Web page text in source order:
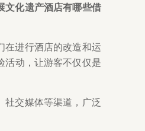
文化遗产酒店有哪些借
在进行酒店的改造和运
活动，让游客不仅仅是
社交媒体等渠道，广泛